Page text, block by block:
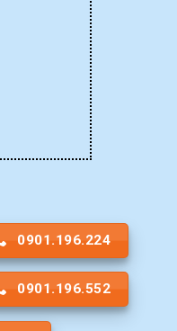
0901.196.224
0901.196.552